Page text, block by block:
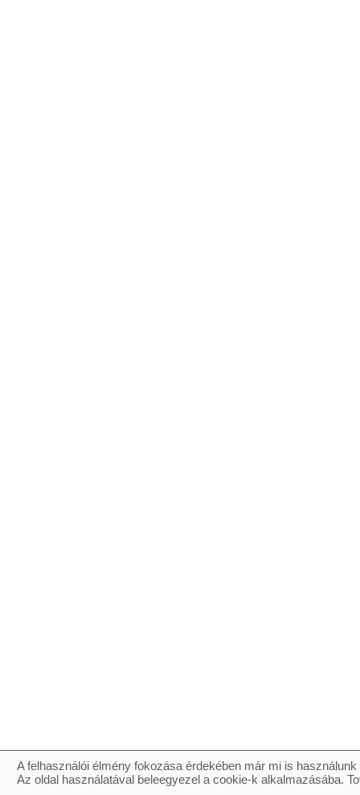
A felhasználói élmény fokozása érdekében már mi is
Az oldal használatával beleegyezel a cookie-k alkalmazásába.